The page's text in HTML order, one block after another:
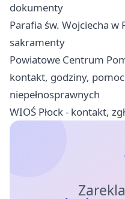
dokumenty
Parafia św. Wojciecha w
sakramenty
Powiatowe Centrum
kontakt, godziny,
niepełnosprawnych
WIOŚ Płock - kontakt,